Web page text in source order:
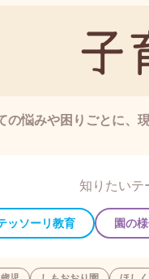
子
の悩みや困りごとに、
知りたいテ
ッソーリ教育 園の